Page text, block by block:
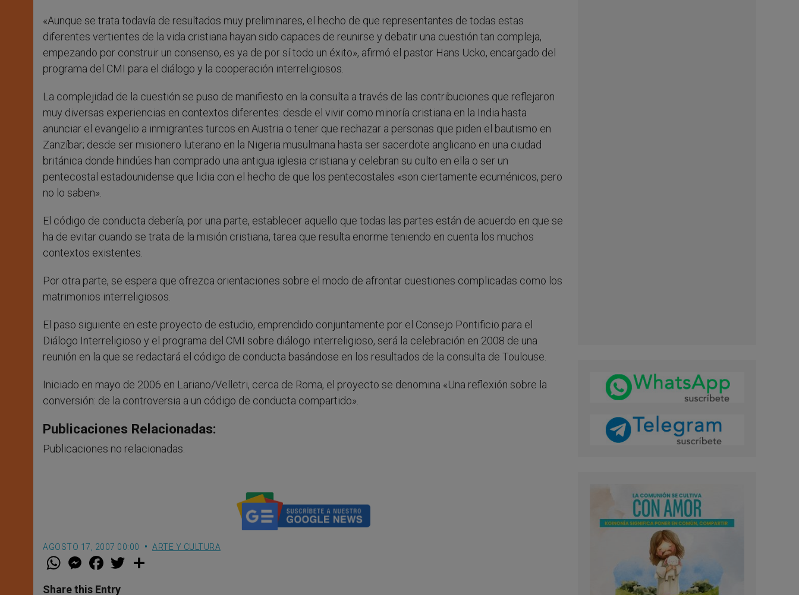
«Aunque se trata todavía de resultados muy preliminares, el hecho de que representantes de todas estas
diferentes vertientes de la vida cristiana hayan sido capaces de reunirse y debatir una cuestión tan compleja,
empezando por construir un consenso, es ya de por sí todo un éxito», afirmó el pastor Hans Ucko, encargado del
programa del CMI para el diálogo y la cooperación interreligiosos.
La complejidad de la cuestión se puso de manifiesto en la consulta a través de las contribuciones que reflejaron
muy diversas experiencias en contextos diferentes: desde el vivir como minoría cristiana en la India hasta
anunciar el evangelio a inmigrantes turcos en Austria o tener que rechazar a personas que piden el bautismo en
Zanzíbar; desde ser misionero luterano en la Nigeria musulmana hasta ser sacerdote anglicano en una ciudad
británica donde hindúes han comprado una antigua iglesia cristiana y celebran su culto en ella o ser un
pentecostal estadounidense que lidia con el hecho de que los pentecostales «son ciertamente ecuménicos, pero
no lo saben».
El código de conducta debería, por una parte, establecer aquello que todas las partes están de acuerdo en que se
ha de evitar cuando se trata de la misión cristiana, tarea que resulta enorme teniendo en cuenta los muchos
contextos existentes.
Por otra parte, se espera que ofrezca orientaciones sobre el modo de afrontar cuestiones complicadas como los
matrimonios interreligiosos.
El paso siguiente en este proyecto de estudio, emprendido conjuntamente por el Consejo Pontificio para el
Diálogo Interreligioso y el programa del CMI sobre diálogo interreligioso, será la celebración en 2008 de una
reunión en la que se redactará el código de conducta basándose en los resultados de la consulta de Toulouse.
Iniciado en mayo de 2006 en Lariano/Velletri, cerca de Roma, el proyecto se denomina «Una reflexión sobre la
conversión: de la controversia a un código de conducta compartido».
Publicaciones Relacionadas:
Publicaciones no relacionadas.
AGOSTO 17, 2007 00:00 ARTE Y CULTURA
W
t
M
e
s
F
a
e
w
Share this Entry